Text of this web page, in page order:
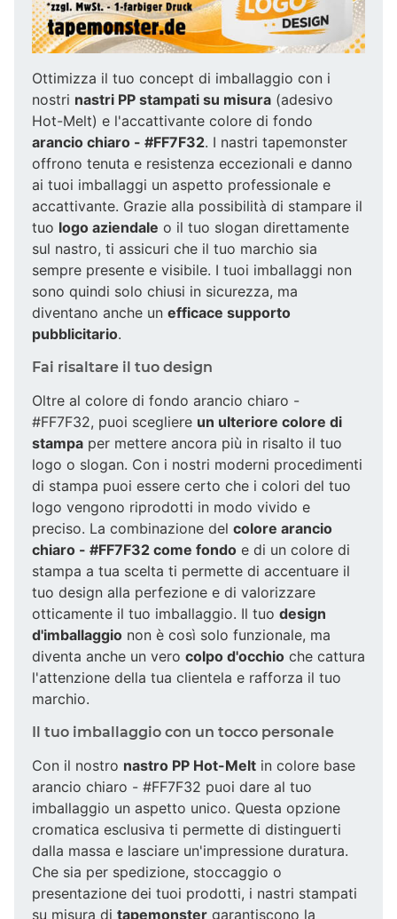
Ottimizza il tuo concept di imballaggio con i
nostri nastri PP stampati su misura (adesivo
Hot-Melt) e l'accattivante colore di fondo
arancio chiaro - #FF7F32. I nastri tapemonster
offrono tenuta e resistenza eccezionali e danno
ai tuoi imballaggi un aspetto professionale e
accattivante. Grazie alla possibilità di stampare il
tuo logo aziendale o il tuo slogan direttamente
sul nastro, ti assicuri che il tuo marchio sia
sempre presente e visibile. I tuoi imballaggi non
sono quindi solo chiusi in sicurezza, ma
diventano anche un efficace supporto
pubblicitario.
Fai risaltare il tuo design
Oltre al colore di fondo arancio chiaro -
#FF7F32, puoi scegliere un ulteriore colore di
stampa per mettere ancora più in risalto il tuo
logo o slogan. Con i nostri moderni procedimenti
di stampa puoi essere certo che i colori del tuo
logo vengono riprodotti in modo vivido e
preciso. La combinazione del colore arancio
chiaro - #FF7F32 come fondo e di un colore di
stampa a tua scelta ti permette di accentuare il
tuo design alla perfezione e di valorizzare
otticamente il tuo imballaggio. Il tuo design
d'imballaggio non è così solo funzionale, ma
diventa anche un vero colpo d'occhio che cattura
l'attenzione della tua clientela e rafforza il tuo
marchio.
Il tuo imballaggio con un tocco personale
Con il nostro nastro PP Hot-Melt in colore base
arancio chiaro - #FF7F32 puoi dare al tuo
imballaggio un aspetto unico. Questa opzione
cromatica esclusiva ti permette di distinguerti
dalla massa e lasciare un'impressione duratura.
Che sia per spedizione, stoccaggio o
presentazione dei tuoi prodotti, i nastri stampati
su misura di tapemonster garantiscono la